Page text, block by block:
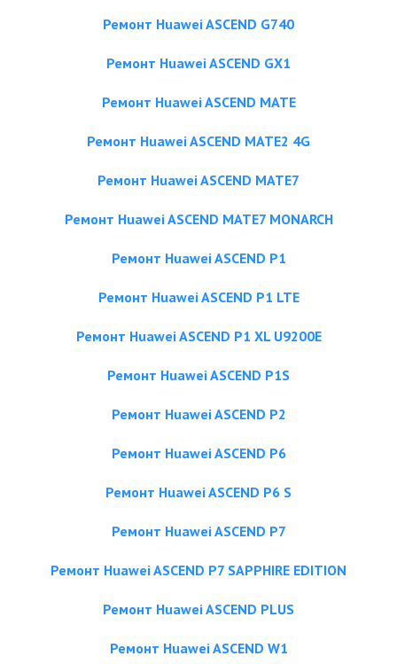
Ремонт Huawei ASCEND G740
Ремонт Huawei ASCEND GX1
Ремонт Huawei ASCEND MATE
Ремонт Huawei ASCEND MATE2 4G
Ремонт Huawei ASCEND MATE7
Ремонт Huawei ASCEND MATE7 MONARCH
Ремонт Huawei ASCEND P1
Ремонт Huawei ASCEND P1 LTE
Ремонт Huawei ASCEND P1 XL U9200E
Ремонт Huawei ASCEND P1S
Ремонт Huawei ASCEND P2
Ремонт Huawei ASCEND P6
Ремонт Huawei ASCEND P6 S
Ремонт Huawei ASCEND P7
Ремонт Huawei ASCEND P7 SAPPHIRE EDITION
Ремонт Huawei ASCEND PLUS
Ремонт Huawei ASCEND W1